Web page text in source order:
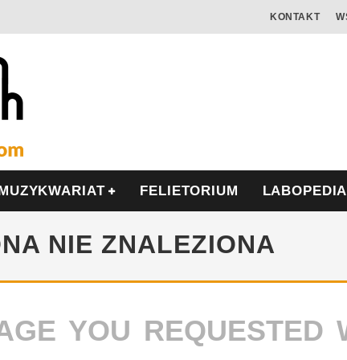
KONTAKT
FELIETORIUM LABOPEDIA
NIE ZNALEZIONA
YOU REQUESTED